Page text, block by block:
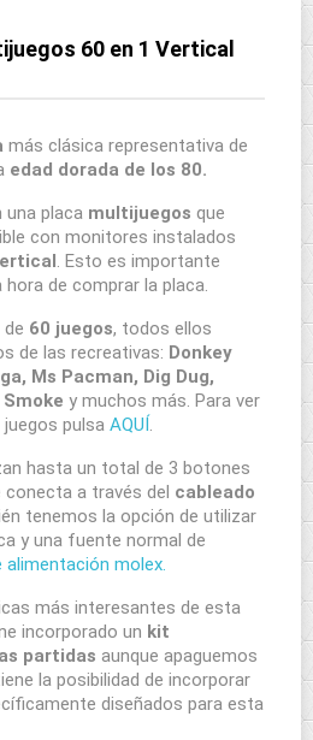
60 en 1 Vertical
más clásica representativa de
edad dorada de los 80.
placa multijuegos que
con monitores instalados
. Esto es importante
de comprar la placa.
60 juegos, todos ellos
de las recreativas: Donkey
Ms Pacman, Dig Dug,
y muchos más. Para ver
pulsa AQUÍ.
hasta un total de 3 botones
conecta a través del cableado
tenemos la opción de utilizar
y una fuente normal de
alimentación molex.
más interesantes de esta
incorporado un kit
partidas aunque apaguemos
la posibilidad de incorporar
diseñados para esta